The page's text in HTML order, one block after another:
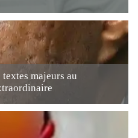
majeurs au